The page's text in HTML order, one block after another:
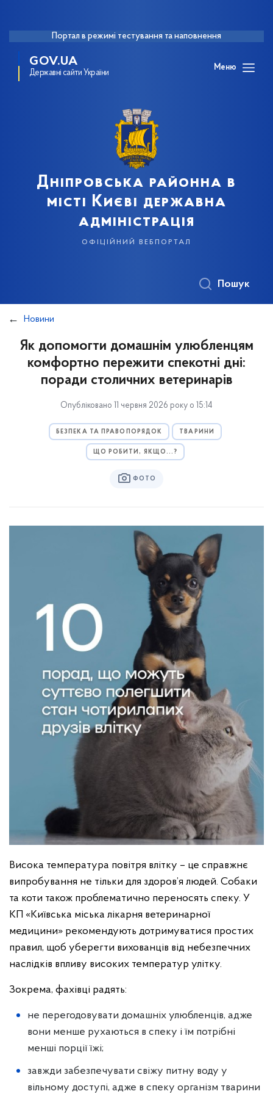
Портал в режимі тестування та наповнення
GOV.UA
Державні сайти України
Меню
Дніпровська районна в
місті Києві державна
адміністрація
офіційний вебпортал
Пошук
Новини
Як допомогти домашнім улюбленцям
комфортно пережити спекотні дні:
поради столичних ветеринарів
Опубліковано 11 червня 2026 року о 15:14
БЕЗПЕКА ТА ПРАВОПОРЯДОК ТВАРИНИ
ЩО РОБИТИ, ЯКЩО...?
ФОТО
Висока температура повітря влітку – це справжнє
випробування не тільки для здоров’я людей. Собаки
та коти також проблематично переносять спеку. У
КП «Київська міська лікарня ветеринарної
медицини» рекомендують дотримуватися простих
правил, щоб уберегти вихованців від небезпечних
наслідків впливу високих температур улітку.
Зокрема, фахівці радять:
не перегодовувати домашніх улюбленців, адже
вони менше рухаються в спеку і їм потрібні
менші порції їжі;
завжди забезпечувати свіжу питну воду у
вільному доступі, адже в спеку організм тварини